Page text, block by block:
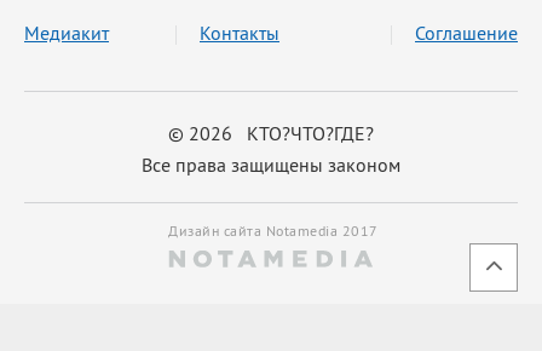
© 2026 КТО?ЧТО?ГДЕ?
Все права защищены законом
Медиакит Контакты Соглашение
Дизайн сайта Notamedia 2017